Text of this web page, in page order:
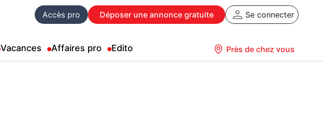
Accès pro Déposer une annonce gratuite Se connecter
Vacances Affaires pro Edito Près de chez vous